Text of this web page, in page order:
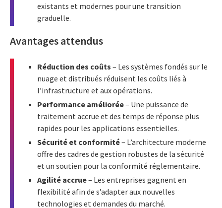
existants et modernes pour une transition
graduelle.
Avantages attendus
Réduction des coûts – Les systèmes fondés sur le
nuage et distribués réduisent les coûts liés à
l’infrastructure et aux opérations.
Performance améliorée– Une puissance de
traitement accrue et des temps de réponse plus
rapides pour les applications essentielles.
Sécurité et conformité– L’architecture moderne
offre des cadres de gestion robustes de la sécurité
et un soutien pour la conformité réglementaire.
Agilité accrue– Les entreprises gagnent en
flexibilité afin de s’adapter aux nouvelles
technologies et demandes du marché.